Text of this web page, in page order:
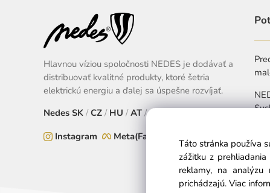
Hlavnou víziou spoločnosti NEDES je dodávať a
distribuovať kvalitné produkty, ktoré šetria
elektrickú energiu a ďalej sa úspešne rozvíjať.
Nedes SK / CZ / HU / AT /EU
Instagram
Meta(Facebook)
Táto stránka používa
zážitku z
reklamy, na analýzu
prichádzajú. Viac